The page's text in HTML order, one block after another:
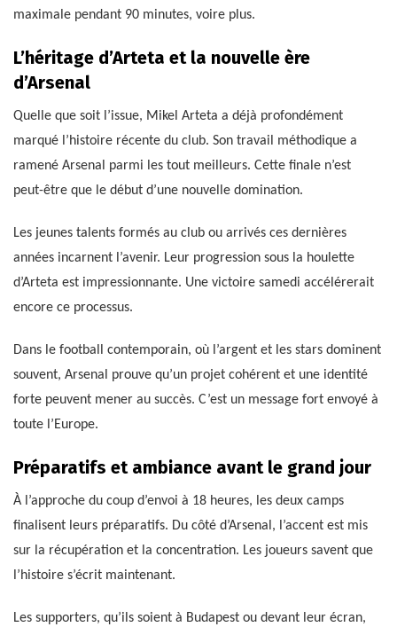
maximale pendant 90 minutes, voire plus.
L’héritage d’Arteta et la nouvelle ère
d’Arsenal
Quelle que soit l’issue, Mikel Arteta a déjà profondément
marqué l’histoire récente du club. Son travail méthodique a
ramené Arsenal parmi les tout meilleurs. Cette finale n’est
peut-être que le début d’une nouvelle domination.
Les jeunes talents formés au club ou arrivés ces dernières
années incarnent l’avenir. Leur progression sous la houlette
d’Arteta est impressionnante. Une victoire samedi accélérerait
encore ce processus.
Dans le football contemporain, où l’argent et les stars dominent
souvent, Arsenal prouve qu’un projet cohérent et une identité
forte peuvent mener au succès. C’est un message fort envoyé à
toute l’Europe.
Préparatifs et ambiance avant le grand jour
À l’approche du coup d’envoi à 18 heures, les deux camps
finalisent leurs préparatifs. Du côté d’Arsenal, l’accent est mis
sur la récupération et la concentration. Les joueurs savent que
l’histoire s’écrit maintenant.
Les supporters, qu’ils soient à Budapest ou devant leur écran,